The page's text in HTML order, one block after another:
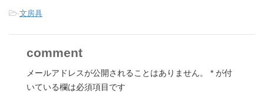
-文房具
comment
メールアドレスが公開されることはありません。 * が付
いている欄は必須項目です